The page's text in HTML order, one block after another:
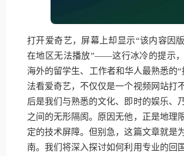
打开爱奇艺，屏幕上却显示“该内容因
在地区无法播放”——这行冰冷的提示
海外的留学生、工作者和华人最熟悉的
法看爱奇艺，不仅仅是一个视频网站打
后是我们与熟悉的文化、即时的娱乐、
之间的无形隔阂。原因无他，正是地理
定的技术屏障。但别急，这篇文章就是
南。我们将深入探讨如何利用专业的回